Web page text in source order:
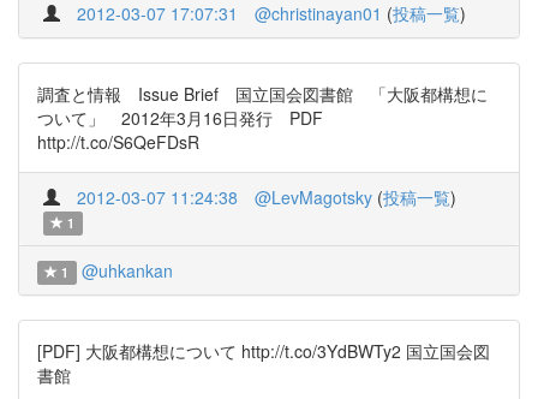
2012-03-07 17:07:31 @christinayan01 (投稿一覧)
調査と情報 Issue Brief 国立国会図書館 「大阪都構想に
ついて」 2012年3月16日発行 PDF
http://t.co/S6QeFDsR
2012-03-07 11:24:38 @LevMagotsky (投稿一覧)
1
1 @uhkankan
[PDF] 大阪都構想について http://t.co/3YdBWTy2 国立国会図
書館